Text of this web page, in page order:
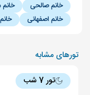
خانم صالحی
خانم اصفهانی
تورهای مشابه
تور 7 شب